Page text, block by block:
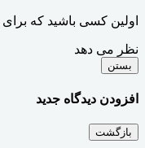
اولین کسی باشید که برای
نظر می دهد
بستن
افزودن دیدگاه جدید
بازگشت